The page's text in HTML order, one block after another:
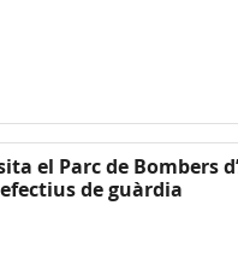
el Parc de Bombers
de guàrdia